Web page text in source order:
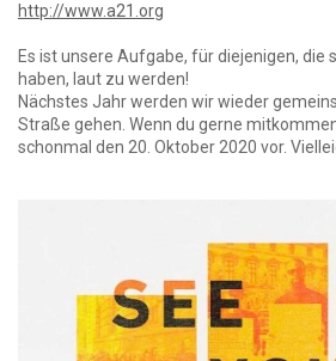
http://www.a21.org
Es ist unsere Aufgabe, für diejenigen, die
haben, laut zu werden!
Nächstes Jahr werden wir wieder
Straße gehen. Wenn du gerne
schonmal den 20. Oktober 2020 vor.